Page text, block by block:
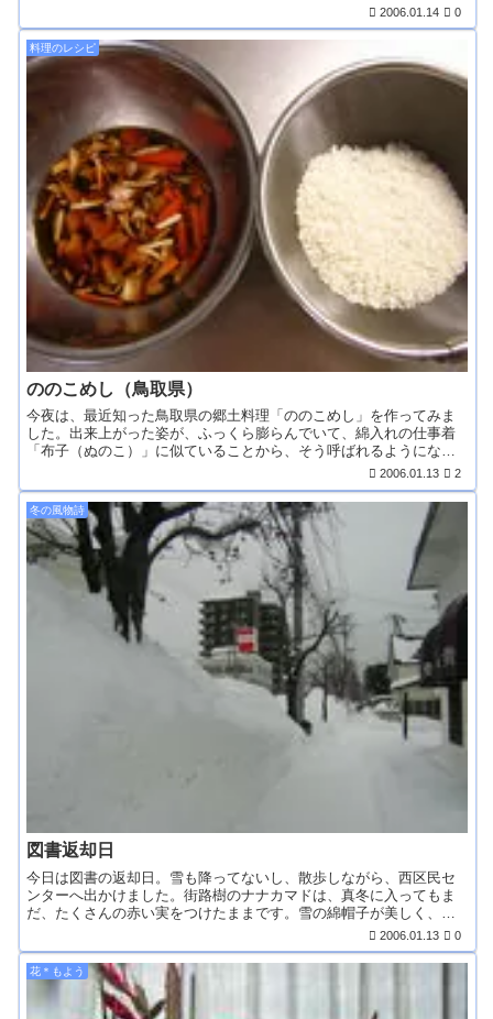
2006.01.14 0
料理のレシピ
ののこめし（鳥取県）
今夜は、最近知った鳥取県の郷土料理「ののこめし」を作ってみま
した。出来上がった姿が、ふっくら膨らんでいて、綿入れの仕事着
「布子（ぬのこ）」に似ていることから、そう呼ばれるようにな
2006.01.13 2
冬の風物詩
図書返却日
今日は図書の返却日。雪も降ってないし、散歩しながら、西区民セ
ンターへ出かけました。街路樹のナナカマドは、真冬に入ってもま
だ、たくさんの赤い実をつけたままです。雪の綿帽子が美しく、
2006.01.13 0
花＊もよう